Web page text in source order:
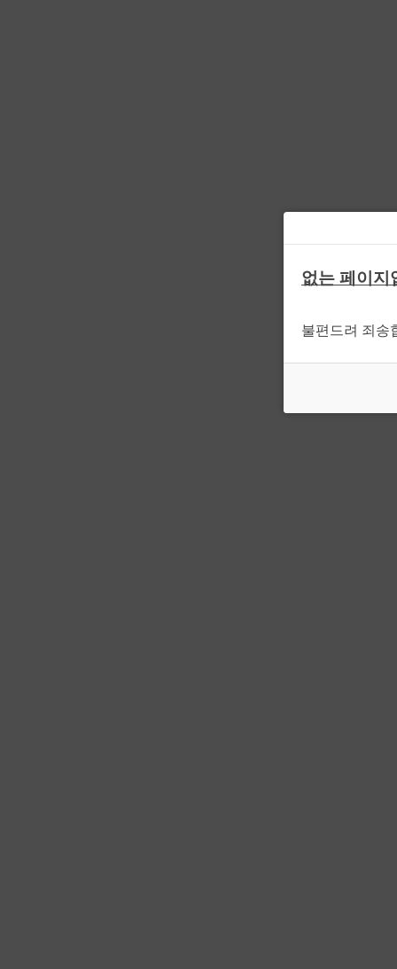
없는 페이지
불편드려 죄송